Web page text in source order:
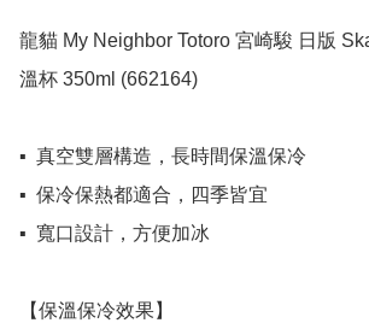
龍貓 My Neighbor Totoro 宮崎駿 日版
溫杯 350ml (662164)
▪️  真空雙層構造，長時間保溫保冷
▪️  保冷保熱都適合，四季皆宜
▪️  寬口設計，方便加冰
【保溫保冷效果】